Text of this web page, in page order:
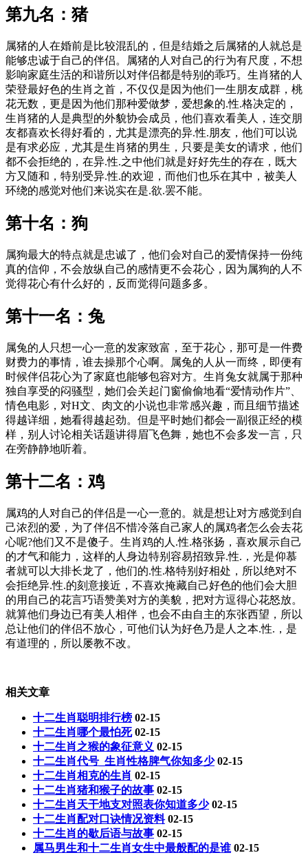
第九名：猪
属猪的人在婚前是比较混乱的，但是结婚之后属猪的人就总是
能够忠诚于自己的伴侣。属猪的人对自己的行为有尺度，不想
影响家庭生活的和谐所以对伴侣都是特别的乖巧。生肖猪的人
荣登最好色的生肖之首，不仅仅是因为他们一生朋友成群，桃
花无数，更是因为他们那种爱做梦，爱想象的.性.格决定的，
生肖猪的人是典型的外貌协会成员，他们喜欢看美人，连交朋
友都喜欢长得好看的，尤其是漂亮的异.性.朋友，他们可以说
是有求必应，尤其是生肖猪的男生，只要是美女的请求，他们
都不会拒绝的，在异.性.之中他们就是好好先生的存在，既大
方又随和，特别受异.性.的欢迎，而他们也乐在其中，被美人
环绕的感觉对他们来说实在是.欲.罢不能。
第十名：狗
属狗最大的特点就是忠诚了，他们会对自己的爱情保持一份纯
真的信仰，不会放纵自己的感情更不会花心，因为属狗的人不
觉得花心有什么好的，反而觉得问题多多。
第十一名：兔
属兔的人只想一心一意的发家致富，至于花心，那可是一件费
财费力的事情，谁去操那个心啊。属兔的人从一而终，即便有
时候伴侣花心为了家庭也能够包容对方。生肖兔女就属于那种
独自享受的闷骚型，她们会关起门窗偷偷地看“爱情动作片”、
情色电影，对H文、肉文的小说也非常感兴趣，而且细节描述
得越详细，她看得越起劲。但是平时她们都会一副很正经的模
样，别人讨论相关话题讲得眉飞色舞，她也不会多发一言，只
在旁静静地听着。
第十二名：鸡
属鸡的人对自己的伴侣是一心一意的。就是想让对方感觉到自
己浓烈的爱，为了伴侣不惜冷落自己家人的属鸡者怎么会去花
心呢?他们又不是傻子。生肖鸡的人.性.格张扬，喜欢展示自己
的才气和能力，这样的人身边特别容易招致异.性.，光是仰慕
者就可以大排长龙了，他们的.性.格特别好相处，所以绝对不
会拒绝异.性.的刻意接近，不喜欢掩藏自己好色的他们会大胆
的用自己的花言巧语赞美对方的美貌，把对方逗得心花怒放。
就算他们身边已有美人相伴，也会不由自主的东张西望，所以
总让他们的伴侣不放心，可他们认为好色乃是人之本.性.，是
有道理的，所以屡教不改。
相关文章
十二生肖聪明排行榜 02-15
十二生肖哪个最怕死 02-15
十二生肖之猴的象征意义 02-15
十二生肖代号_生肖性格脾气你知多少 02-15
十二生肖相克的生肖 02-15
十二生肖猪和猴子的故事 02-15
十二生肖天干地支对照表你知道多少 02-15
十二生肖配对口诀情况资料 02-15
十二生肖的歇后语与故事 02-15
属马男生和十二生肖女生中最般配的是谁 02-15